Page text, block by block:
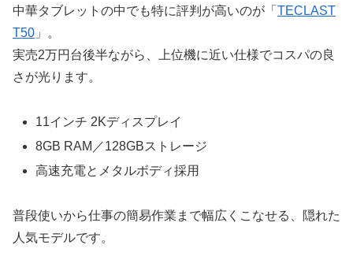
中華タブレットの中でも特に評判が高いのが「 TECLAST
T50 」。
実売2万円台後半ながら、上位機に近い仕様でコスパの良
さが光ります。
11インチ 2Kディスプレイ
8GB RAM／128GBストレージ
高速充電とメタルボディ採用
普段使いから仕事の簡易作業まで幅広くこなせる、隠れた
人気モデルです。